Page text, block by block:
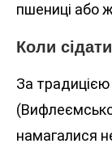
пшениці або
Коли
За
намагалися